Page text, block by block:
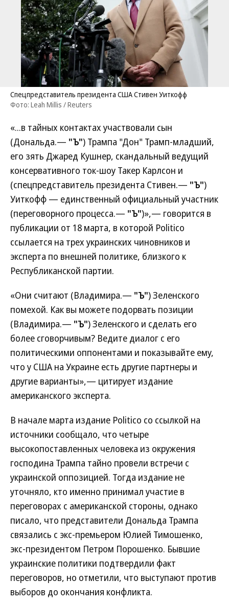
Спецпредставитель президента США Стивен Уиткофф
Фото: Leah Millis / Reuters
«...в тайных контактах участвовали сын
(Дональда.— "Ъ") Трампа "Дон" Трамп-младший,
его зять Джаред Кушнер, скандальный ведущий
консервативного ток-шоу Такер Карлсон и
(спецпредставитель президента Стивен.— "Ъ")
Уиткофф — единственный официальный участник
(переговорного процесса.— "Ъ")»,— говорится в
публикации от 18 марта, в которой Politico
ссылается на трех украинских чиновников и
эксперта по внешней политике, близкого к
Республиканской партии.
«Они считают (Владимира.— "Ъ") Зеленского
помехой. Как вы можете подорвать позиции
(Владимира.— "Ъ") Зеленского и сделать его
более сговорчивым? Ведите диалог с его
политическими оппонентами и показывайте ему,
что у США на Украине есть другие партнеры и
другие варианты»,— цитирует издание
американского эксперта.
В начале марта издание Politico со ссылкой на
источники сообщало, что четыре
высокопоставленных человека из окружения
господина Трампа тайно провели встречи с
украинской оппозицией. Тогда издание не
уточняло, кто именно принимал участие в
переговорах с американской стороны, однако
писало, что представители Дональда Трампа
связались с экс-премьером Юлией Тимошенко,
экс-президентом Петром Порошенко. Бывшие
украинские политики подтвердили факт
переговоров, но отметили, что выступают против
выборов до окончания конфликта.